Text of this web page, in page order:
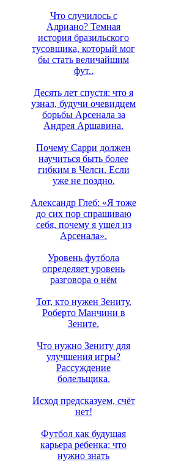
Что случилось с
Адриано? Темная
история бразильского
тусовщика, который мог
бы стать величайшим
фут..
Десять лет спустя: что я
узнал, будучи очевидцем
борьбы Арсенала за
Андрея Аршавина.
Почему Сарри должен
научиться быть более
гибким в Челси. Если
уже не поздно.
Александр Глеб: «Я тоже
до сих пор спрашиваю
себя, почему я ушел из
Арсенала».
Уровень футбола
определяет уровень
разговора о нём
Тот, кто нужен Зениту.
Роберто Манчини в
Зените.
Что нужно Зениту для
улучшения игры?
Рассуждение
болельщика.
Исход предсказуем, счёт
нет!
Футбол как будущая
карьера ребенка: что
нужно знать